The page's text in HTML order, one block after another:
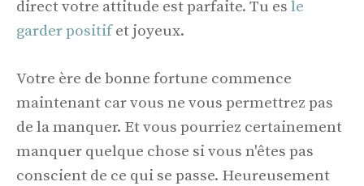
direct votre attitude est parfaite. Tu es le
garder positifet joyeux.
Votre ère de bonne fortune commence
maintenant car vous ne vous permettrez pas
de la manquer. Et vous pourriez certainement
manquer quelque chose si vous n'êtes pas
conscient de ce qui se passe. Heureusement